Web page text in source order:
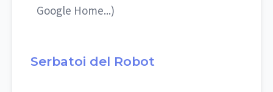
Google Home...)
Serbatoi del Robot